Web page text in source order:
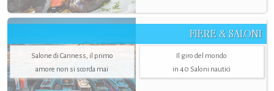
FIERE & SALONI
Salone di Canness, il primo
amore non si scorda mai
Il giro del mondo
in 40 Saloni nautici